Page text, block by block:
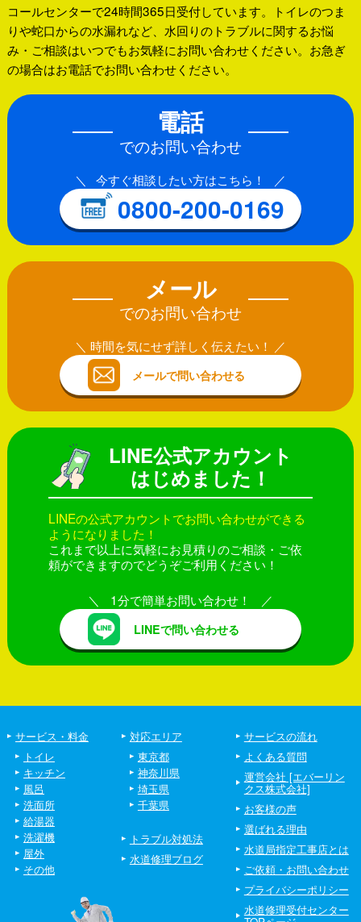
コールセンターで24時間365日受付しています。トイレのつま
りや蛇口からの水漏れなど、水回りのトラブルに関するお悩
み・ご相談はいつでもお気軽にお問い合わせください。お急ぎ
の場合はお電話でお問い合わせください。
電話
でのお問い合わせ
今すぐ相談したい方はこちら！
0800-200-0169
メール
でのお問い合わせ
時間を気にせず詳しく伝えたい！
メールで問い合わせる
LINE公式アカウント
はじめました！
LINEの公式アカウントでお問い合わせができる
ようになりました！
これまで以上に気軽にお見積りのご相談・ご依
頼ができますのでどうぞご利用ください！
1分で簡単お問い合わせ！
LINEで問い合わせる
サービス・料金
トイレ
キッチン
風呂
洗面所
給湯器
洗濯機
屋外
その他
対応エリア
東京都
神奈川県
埼玉県
千葉県
トラブル対処法
水道修理ブログ
サービスの流れ
よくある質問
運営会社 [エバーリン
クス株式会社]
お客様の声
選ばれる理由
水道局指定工事店とは
ご依頼・お問い合わせ
プライバシーポリシー
水道修理受付センター